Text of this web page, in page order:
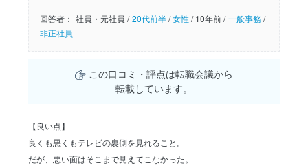
回答者： 社員・元社員 / 20代前半/女性/10年前 / 一般事務/
非正社員
この口コミ・評点は転職会議から
転載しています。
【良い点】
良くも悪くもテレビの裏側を見れること。
だが、悪い面はそこまで見えてこなかった。